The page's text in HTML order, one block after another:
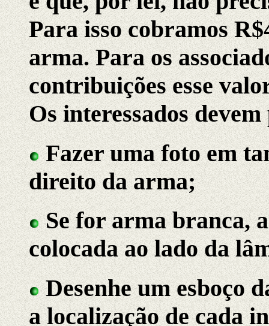
Para isso cobramos
arma. Para os
contribuições esse
Os interessados
Fazer uma foto em
direito da arma;
Se for arma branca,
colocada ao lado da
Desenhe um esboço
a localização de cada